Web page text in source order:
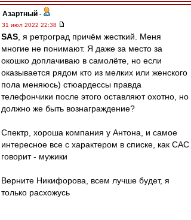
Азартный -
31 июл 2022 22:38
SAS , я ретроград причём жесткий. Меня
многие не понимают. Я даже за место за
окошко доплачиваю в самолёте, но если
оказывается рядом кто из мелких или женского
пола меняюсь) стюардессы правда
телефончики после этого оставляют охотно, но
должно же быть вознаграждение?
Спектр, хороша компания у Антона, и самое
интересное все с характером в списке, как САС
говорит - мужики
Верните Никифорова, всем лучше будет, я
только расхожусь